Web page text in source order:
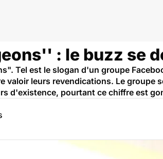
: le buzz se
Tel est le slogan d'un groupe
valoir leurs revendications. Le groupe
d'existence, pourtant ce chiffre est